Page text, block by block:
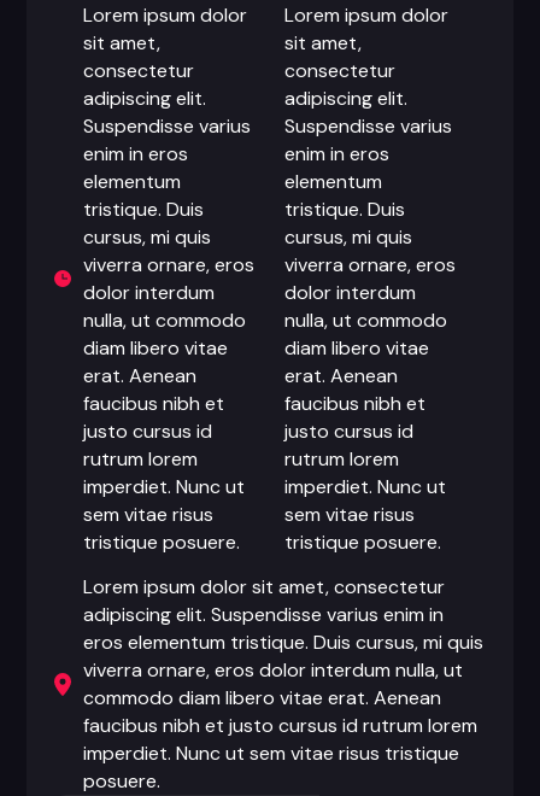
Lorem ipsum dolor
sit amet,
consectetur
adipiscing elit.
Suspendisse varius
enim in eros
elementum
tristique. Duis
cursus, mi quis
viverra ornare, eros
dolor interdum
nulla, ut commodo
diam libero vitae
erat. Aenean
faucibus nibh et
justo cursus id
rutrum lorem
imperdiet. Nunc ut
sem vitae risus
tristique posuere.
Lorem ipsum dolor
sit amet,
consectetur
adipiscing elit.
Suspendisse varius
enim in eros
elementum
tristique. Duis
cursus, mi quis
viverra ornare, eros
dolor interdum
nulla, ut commodo
diam libero vitae
erat. Aenean
faucibus nibh et
justo cursus id
rutrum lorem
imperdiet. Nunc ut
sem vitae risus
tristique posuere.
Lorem ipsum dolor sit amet, consectetur
adipiscing elit. Suspendisse varius enim in
eros elementum tristique. Duis cursus, mi quis
viverra ornare, eros dolor interdum nulla, ut
commodo diam libero vitae erat. Aenean
faucibus nibh et justo cursus id rutrum lorem
imperdiet. Nunc ut sem vitae risus tristique
posuere.